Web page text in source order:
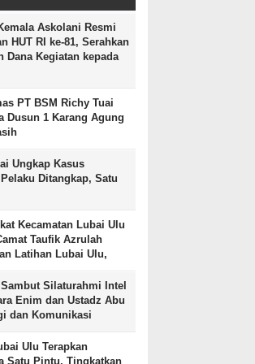
Askolani Resmi
HUT RI ke-81, Serahkan
Dana Kegiatan kepada
PT BSM Richy Tuai
Dusun 1 Karang Agung
Ungkap Kasus
Ditangkap, Satu
Kecamatan Lubai Ulu
Taufik Azrulah
Latihan Lubai Ulu,
Silaturahmi Intel
Enim dan Ustadz Abu
dan Komunikasi
Ulu Terapkan
Satu Pintu, Tingkatkan